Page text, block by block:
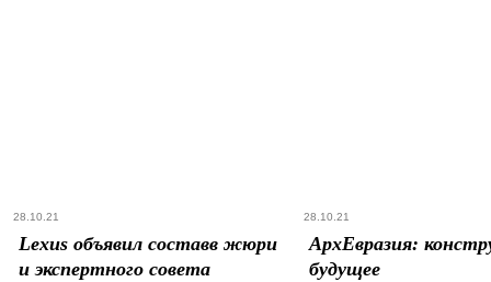
28.10.21
Lexus объявил составв жюри
и экспертного совета
28.10.21
АрхЕвразия:
будущее